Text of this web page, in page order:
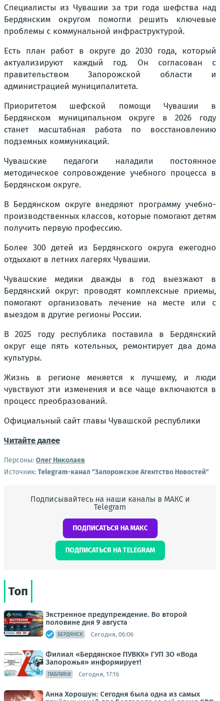
Специалисты из Чувашии за три года шефства над
Бердянским округом помогли решить ключевые
проблемы с коммунальной инфраструктурой.
Есть план работ в округе до 2030 года, который
актуализируют каждый год. Он согласован с
правительством Запорожской области и
администрацией муниципалитета.
Приоритетом шефской помощи Чувашии в
Бердянском муниципальном округе в 2026 году
станет масштабная работа по восстановлению
подземных коммуникаций.
Чувашские педагоги наладили постоянное
методическое сопровождение учебного процесса в
Бердянском округе.
В Бердянском округе внедряют программу учебно-
производственных классов, которые помогают детям
получить первую профессию.
Более 300 детей из Бердянского округа ежегодно
отдыхают в летних лагерях Чувашии.
Чувашские медики дважды в год выезжают в
Бердянский округ: проводят комплексные приемы,
помогают организовать лечение на месте или с
выездом в другие регионы России.
В 2025 году республика поставила в Бердянский
округ еще пять котельных, ремонтирует два дома
культуры.
Жизнь в регионе меняется к лучшему, и люди
чувствуют эти изменения и все чаще включаются в
процесс преобразований.
Официальный сайт главы Чувашской республики
Читайте далее
Персоны: Олег Николаев
Источник: Telegram-канал "Запорожское Агентство Новостей"
Подписывайтесь на наши каналы в МАКС и
Telegram
ПОДПИСАТЬСЯ НА МАКС
ПОДПИСАТЬСЯ НА TELEGRAM
Топ
Экстренное предупреждение. Во второй
половине дня 9 августа
БЕРДЯНСК Сегодня, 06:06
Филиал «Бердянское ПУВКХ» ГУП ЗО «Вода
Запорожья» информирует!
ПАБЛИКИ Сегодня, 17:16
Анна Хорошун: Сегодня была одна из самых